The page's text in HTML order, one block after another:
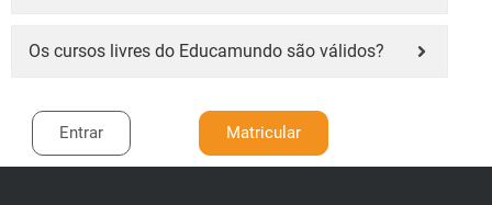
Os cursos livres do Educamundo são válidos?
Entrar Matricular